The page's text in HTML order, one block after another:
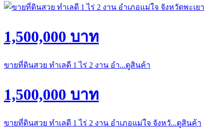
1,500,000 บาท
ขายที่ดินสวย ทำเลดี 1 ไร่ 2 งาน อำ...ดูสินค้า
1,500,000 บาท
ขายที่ดินสวย ทำเลดี 1 ไร่ 2 งาน อำเภอแม่ใจ จังหวั...ดูสินค้า